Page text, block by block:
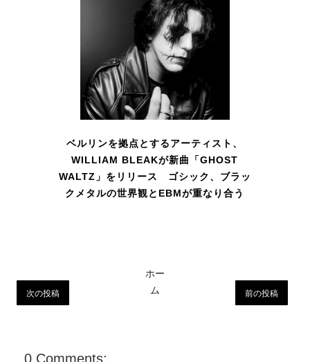
ベルリンを拠点とするアーティスト、
WILLIAM BLEAKが新曲「GHOST
WALTZ」をリリース ゴシック、ブラッ
クメタルの世界観とEBMが重なり合う
次の投稿 前の投稿
ホー
ム
0 Comments: